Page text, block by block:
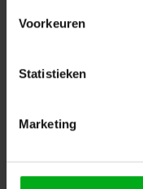
Voorkeuren
Statistieken
Marketing
Aanbevolen